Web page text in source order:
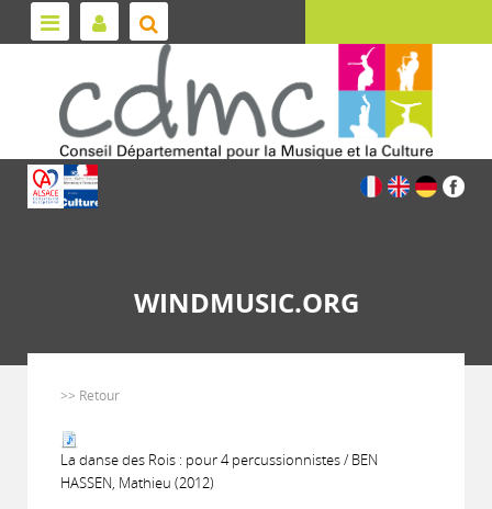
WINDMUSIC.ORG
>> Retour
La danse des Rois : pour 4 percussionnistes / BEN
HASSEN, Mathieu (2012)